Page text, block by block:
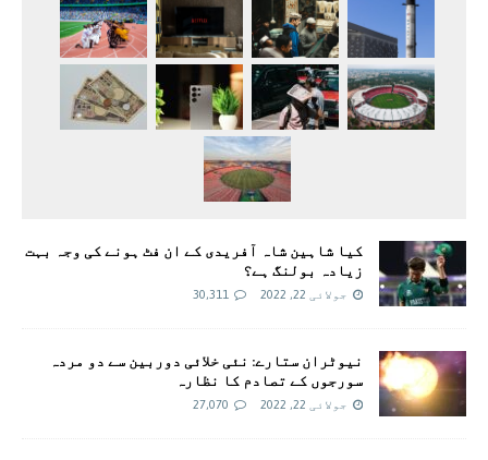
کیا شاہین شاہ آفریدی کے ان فٹ ہونے کی وجہ بہت
زیادہ بولنگ ہے؟
جولائی 22, 2022 30,311
نیوٹران ستارے: نئی خلائی دوربین سے دو مردہ
سورجوں کے تصادم کا نظارہ
جولائی 22, 2022 27,070